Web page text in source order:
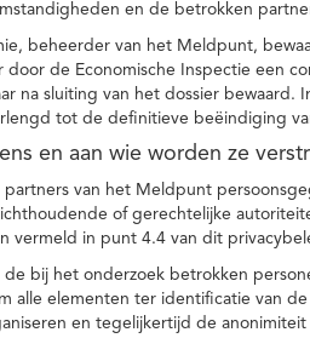
en de betrokken
beheerder van het Meldpunt,
door de Economische Inspectie een
na sluiting van het dossier bewaard.
tot de definitieve beëindiging
en aan wie worden ze
van het Meldpunt
of gerechtelijke
vermeld in punt 4.4 van dit
bij het onderzoek betrokken
alle elementen ter identificatie van
en tegelijkertijd de